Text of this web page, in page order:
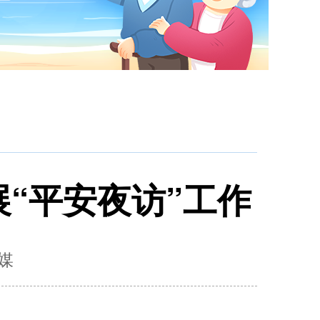
平安夜访”工作